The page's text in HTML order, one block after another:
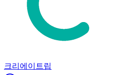
크리에이트립